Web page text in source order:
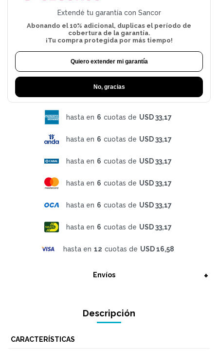
Extendé tu garantía con Sancor
Abonando el 10% adicional, duplicas el período de
cobertura de la garantía.
¡Tu compra protegida por más tiempo!
Quiero extender mi garantía
No, gracias
hasta en 6 cuotas de USD 33,17
hasta en 6 cuotas de USD 33,17
hasta en 6 cuotas de USD 33,17
hasta en 6 cuotas de USD 33,17
hasta en 6 cuotas de USD 33,17
hasta en 6 cuotas de USD 33,17
hasta en 12 cuotas de USD 16,58
Envíos
Descripción
CARACTERÍSTICAS